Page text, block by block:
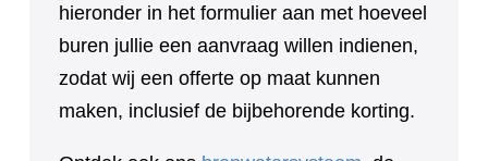
hieronder in het formulier aan met hoeveel
buren jullie een aanvraag willen indienen,
zodat wij een offerte op maat kunnen
maken, inclusief de bijbehorende korting.